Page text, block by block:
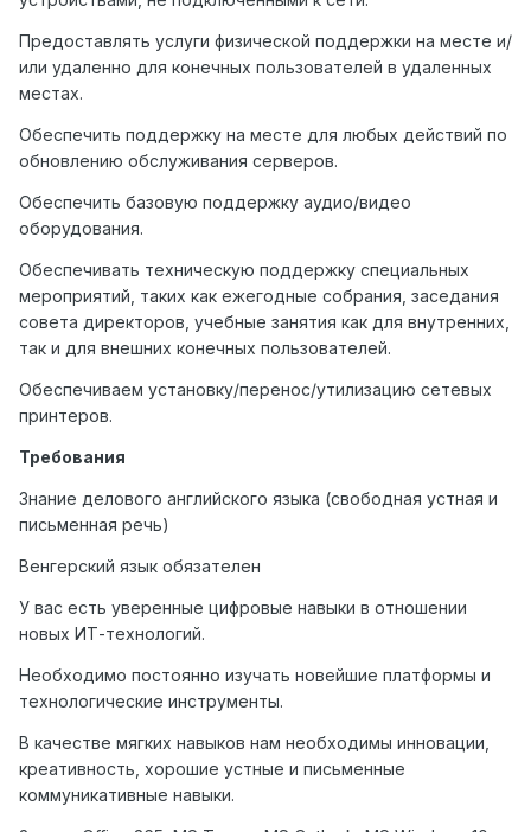
Предоставлять услуги физической поддержки на месте и/
или удаленно для конечных пользователей в удаленных
местах.
Обеспечить поддержку на месте для любых действий по
обновлению обслуживания серверов.
Обеспечить базовую поддержку аудио/видео
оборудования.
Обеспечивать техническую поддержку специальных
мероприятий, таких как ежегодные собрания, заседания
совета директоров, учебные занятия как для внутренних,
так и для внешних конечных пользователей.
Обеспечиваем установку/перенос/утилизацию сетевых
принтеров.
Требования
Знание делового английского языка (свободная устная и
письменная речь)
Венгерский язык обязателен
У вас есть уверенные цифровые навыки в отношении
новых ИТ-технологий.
Необходимо постоянно изучать новейшие платформы и
технологические инструменты.
В качестве мягких навыков нам необходимы инновации,
креативность, хорошие устные и письменные
коммуникативные навыки.